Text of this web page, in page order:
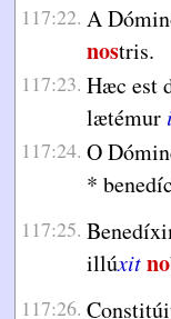
117:22. A
nostris.
117:23. Hæc est
lætémur
117:24. O
*
117:25.
illúxitno
117:26.